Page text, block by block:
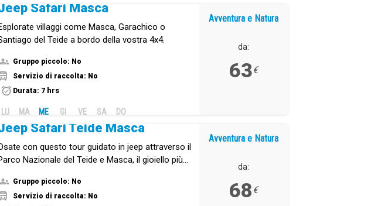
Safari Masca
villaggi come Masca, Garachico o
del Teide a bordo della vostra 4x4.
Gruppo piccolo: No
Servizio di raccolta: No
Durata: 7 hrs
LU MA ME GI VE SA DO
Avventura e Natura
da:
63€
Safari Teide Masca
con questo tour guidato in jeep attraverso il
Nazionale del Teide e Masca, il gioiello più
Gruppo piccolo: No
Servizio di raccolta: No
Avventura e Natura
da:
68 €